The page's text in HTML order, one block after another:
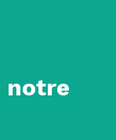
notre